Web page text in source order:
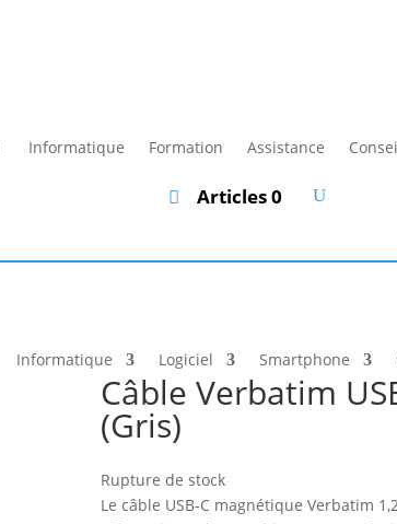
Informatique Formation Assistance
Articles 0
Informatique Logiciel Smartphone
Câble Verbatim
(Gris)
Rupture de stock
Le câble USB‑C magnétique Verbatim